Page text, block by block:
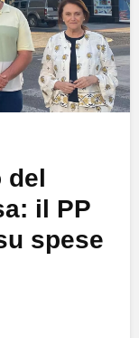
del
il PP
spese